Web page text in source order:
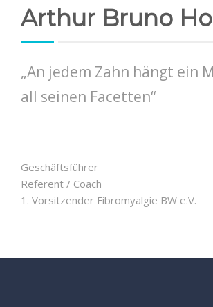
Arthur Bruno
„An jedem Zahn hängt ein
all seinen Facetten“
Geschäftsführer
Referent / Coach
1. Vorsitzender Fibromyalgie BW e.V.